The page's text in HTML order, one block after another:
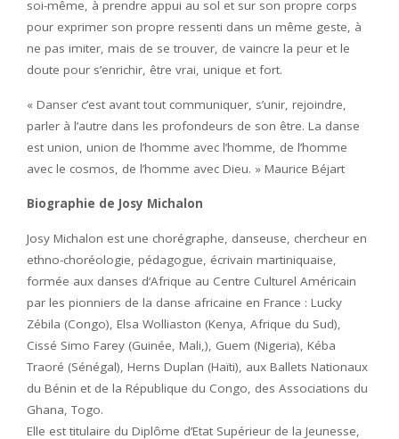
soi-même, à prendre appui au sol et sur son propre corps
pour exprimer son propre ressenti dans un même geste, à
ne pas imiter, mais de se trouver, de vaincre la peur et le
doute pour s’enrichir, être vrai, unique et fort.
« Danser c’est avant tout communiquer, s’unir, rejoindre,
parler à l’autre dans les profondeurs de son être. La danse
est union, union de l’homme avec l’homme, de l’homme
avec le cosmos, de l’homme avec Dieu. » Maurice Béjart
Biographie de Josy Michalon
Josy Michalon est une chorégraphe, danseuse, chercheur en
ethno-choréologie, pédagogue, écrivain martiniquaise,
formée aux danses d’Afrique au Centre Culturel Américain
par les pionniers de la danse africaine en France : Lucky
Zébila (Congo), Elsa Wolliaston (Kenya, Afrique du Sud),
Cissé Simo Farey (Guinée, Mali,), Guem (Nigeria), Kéba
Traoré (Sénégal), Herns Duplan (Haïti), aux Ballets Nationaux
du Bénin et de la République du Congo, des Associations du
Ghana, Togo.
Elle est titulaire du Diplôme d’Etat Supérieur de la Jeunesse,